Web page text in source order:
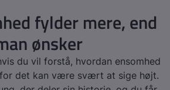
fylder mere, end
ønsker
du vil forstå, hvordan ensomhed
det kan være svært at sige højt.